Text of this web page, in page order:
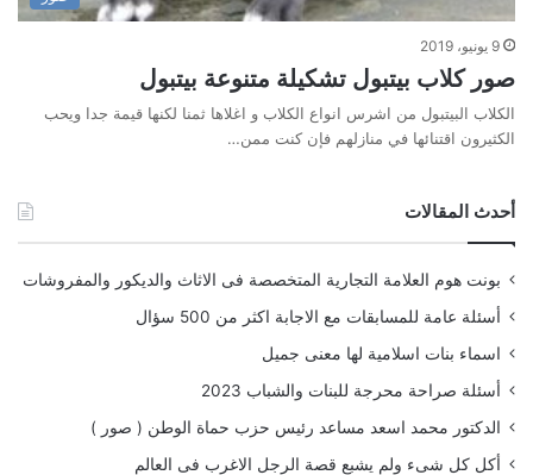
9 يونيو، 2019
صور كلاب بيتبول تشكيلة متنوعة بيتبول
الكلاب البيتبول من اشرس انواع الكلاب و اغلاها ثمنا لكنها قيمة جدا ويحب
الكثيرون اقتنائها في منازلهم فإن كنت ممن…
أحدث المقالات
بونت هوم العلامة التجارية المتخصصة فى الاثاث والديكور والمفروشات
أسئلة عامة للمسابقات مع الاجابة اكثر من 500 سؤال
اسماء بنات اسلامية لها معنى جميل
أسئلة صراحة محرجة للبنات والشباب 2023
الدكتور محمد اسعد مساعد رئيس حزب حماة الوطن ( صور )
أكل كل شىء ولم يشبع قصة الرجل الاغرب فى العالم